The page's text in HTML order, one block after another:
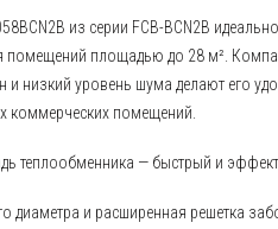
из серии FCB-BCN2B
помещений площадью до 28 м².
и низкий уровень шума делают его
коммерческих помещений.
теплообменника — быстрый и
диаметра и расширенная решетка